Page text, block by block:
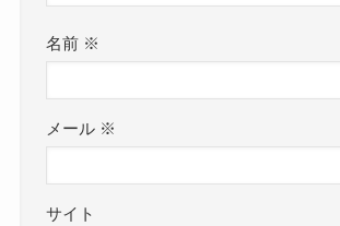
名前 ※
メール ※
サイト